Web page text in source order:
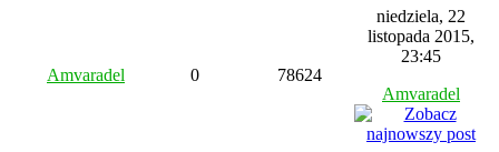
Amvaradel 0 78624
niedziela, 22
listopada 2015,
23:45
Amvaradel